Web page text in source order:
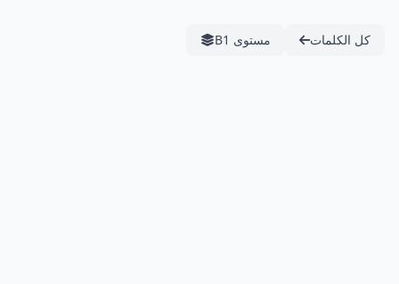
كل الكلمات مستوى B1